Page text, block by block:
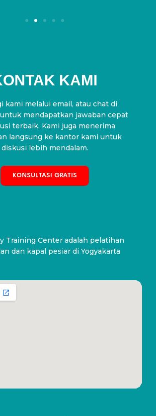
KAMI
kami melalui email, atau chat di
mendapatkan jawaban cepat
terbaik. Kami juga menerima
langsung ke kantor kami untuk
diskusi lebih mendalam.
KONSULTASI GRATIS
Training Center adalah pelatihan
dan kapal pesiar di Yogyakarta